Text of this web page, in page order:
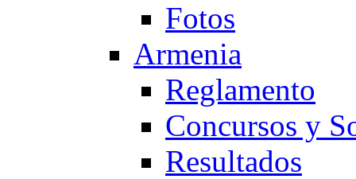
Fotos
Armenia
Reglamento
Concursos y
Resultados